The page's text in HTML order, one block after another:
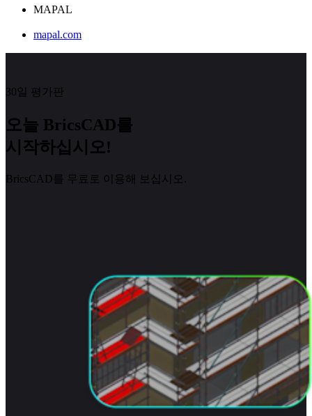
MAPAL
mapal.com
30일 평가판
오늘 BricsCAD를
시작하십시오!
BricsCAD를 무료로 이용해 보십시오.